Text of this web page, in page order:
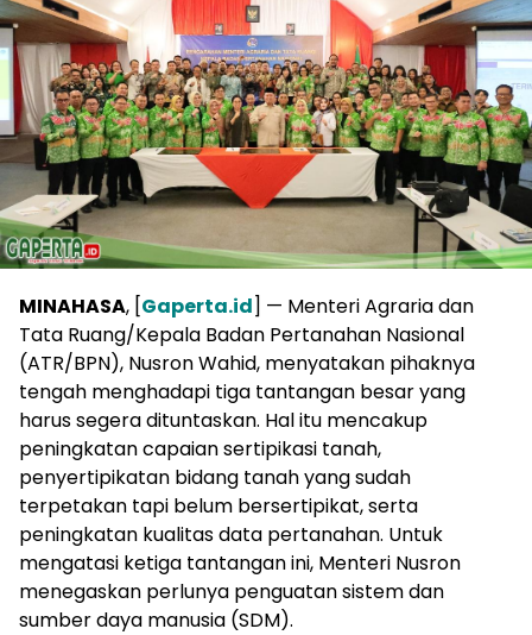
MINAHASA, [Gaperta.id] — Menteri Agraria dan
Tata Ruang/Kepala Badan Pertanahan Nasional
(ATR/BPN), Nusron Wahid, menyatakan pihaknya
tengah menghadapi tiga tantangan besar yang
harus segera dituntaskan. Hal itu mencakup
peningkatan capaian sertipikasi tanah,
penyertipikatan bidang tanah yang sudah
terpetakan tapi belum bersertipikat, serta
peningkatan kualitas data pertanahan. Untuk
mengatasi ketiga tantangan ini, Menteri Nusron
menegaskan perlunya penguatan sistem dan
sumber daya manusia (SDM).